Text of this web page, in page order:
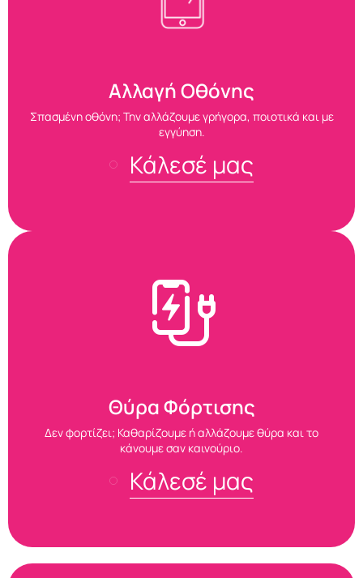
Αλλαγή Οθόνης
Σπασμένη οθόνη; Την αλλάζουμε γρήγορα, ποιοτικά και με
εγγύηση.
Κάλεσέ μας
Θύρα Φόρτισης
Δεν φορτίζει; Καθαρίζουμε ή αλλάζουμε θύρα και το
κάνουμε σαν καινούριο.
Κάλεσέ μας